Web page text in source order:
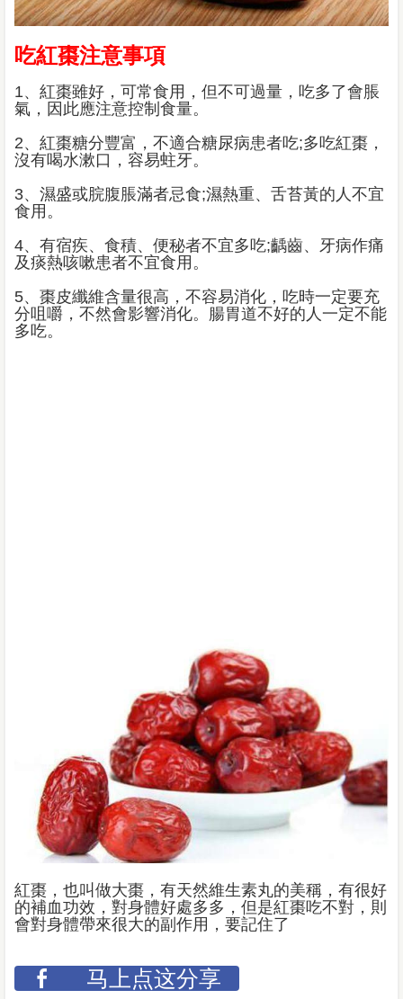
吃紅棗注意事項
1、紅棗雖好，可常食用，但不可過量，吃多了會脹
氣，因此應注意控制食量。
2、紅棗糖分豐富，不適合糖尿病患者吃;多吃紅棗，
沒有喝水漱口，容易蛀牙。
3、濕盛或脘腹脹滿者忌食;濕熱重、舌苔黃的人不宜
食用。
4、有宿疾、食積、便秘者不宜多吃;齲齒、牙病作痛
及痰熱咳嗽患者不宜食用。
5、棗皮纖維含量很高，不容易消化，吃時一定要充
分咀嚼，不然會影響消化。腸胃道不好的人一定不能
多吃。
紅棗，也叫做大棗，有天然維生素丸的美稱，有很好
的補血功效，對身體好處多多，但是紅棗吃不對，則
會對身體帶來很大的副作用，要記住了
马上点这分享